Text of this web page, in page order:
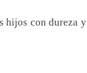
hijos con dureza y